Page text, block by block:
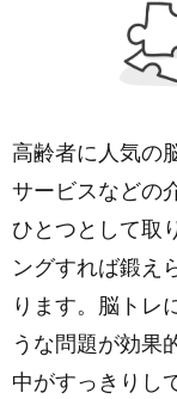
高齢者に人気の
サービスなどの
ひとつとして取
ングすれば鍛え
ります。脳トレ
うな問題が効果
中がすっきりし